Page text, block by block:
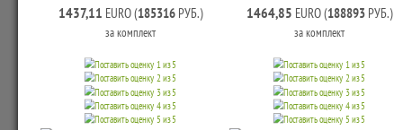
1437,11 EURO (185316РУБ.)
за комплект
1464,85 EURO (188893РУБ.)
за комплект